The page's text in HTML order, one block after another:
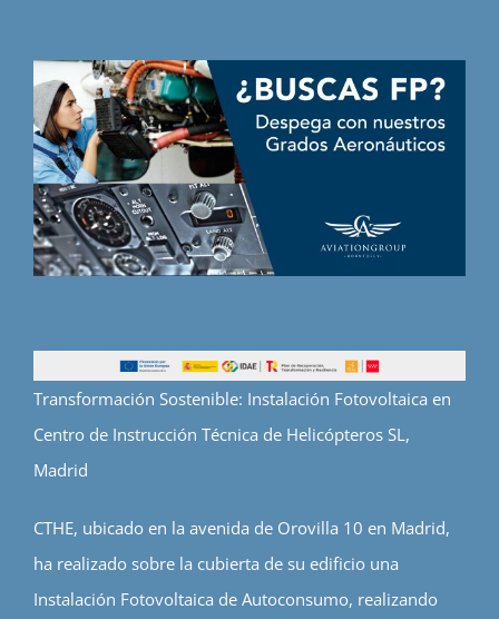
Transformación Sostenible: Instalación Fotovoltaica en
Centro de Instrucción Técnica de Helicópteros SL,
Madrid
CTHE, ubicado en la avenida de Orovilla 10 en Madrid,
ha realizado sobre la cubierta de su edificio una
Instalación Fotovoltaica de Autoconsumo, realizando